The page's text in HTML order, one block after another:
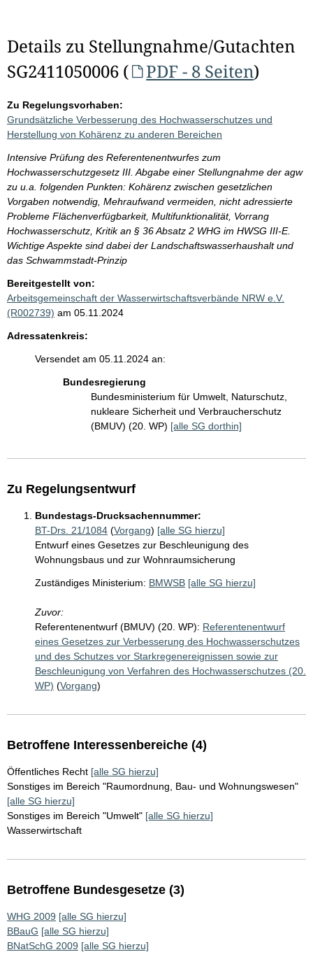
Details zu Stellungnahme/Gutachten
SG2411050006 (
PDF - 8 Seiten)
Zu Regelungsvorhaben:
Grundsätzliche Verbesserung des Hochwasserschutzes und
Herstellung von Kohärenz zu anderen Bereichen
Intensive Prüfung des Referentenentwurfes zum
Hochwasserschutzgesetz III. Abgabe einer Stellungnahme der agw
zu u.a. folgenden Punkten: Kohärenz zwischen gesetzlichen
Vorgaben notwendig, Mehraufwand vermeiden, nicht adressierte
Probleme Flächenverfügbarkeit, Multifunktionalität, Vorrang
Hochwasserschutz, Kritik an § 36 Absatz 2 WHG im HWSG III-E.
Wichtige Aspekte sind dabei der Landschaftswasserhaushalt und
das Schwammstadt-Prinzip
Bereitgestellt von:
Arbeitsgemeinschaft der Wasserwirtschaftsverbände NRW e.V.
(R002739) am 05.11.2024
Adressatenkreis:
Versendet am 05.11.2024 an:
Bundesregierung
Bundesministerium für Umwelt, Naturschutz,
nukleare Sicherheit und Verbraucherschutz
(BMUV) (20. WP) [alle SG dorthin]
Zu Regelungsentwurf
Bundestags-Drucksachennummer:
BT-Drs. 21/1084 (Vorgang) [alle SG hierzu]
Entwurf eines Gesetzes zur Beschleunigung des
Wohnungsbaus und zur Wohnraumsicherung
Zuständiges Ministerium: BMWSB [alle SG hierzu]
Zuvor:
Referentenentwurf (BMUV) (20. WP): Referentenentwurf
eines Gesetzes zur Verbesserung des Hochwasserschutzes
und des Schutzes vor Starkregenereignissen sowie zur
Beschleunigung von Verfahren des Hochwasserschutzes (20.
WP) (Vorgang)
Betroffene Interessenbereiche (4)
Öffentliches Recht [alle SG hierzu]
Sonstiges im Bereich "Raumordnung, Bau- und Wohnungswesen"
[alle SG hierzu]
Sonstiges im Bereich "Umwelt" [alle SG hierzu]
Wasserwirtschaft
Betroffene Bundesgesetze (3)
WHG 2009 [alle SG hierzu]
BBauG [alle SG hierzu]
BNatSchG 2009 [alle SG hierzu]